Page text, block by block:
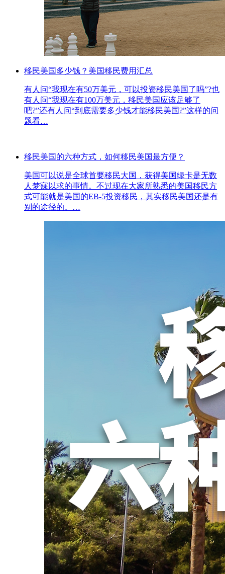
移民美国多少钱？美国移民费用汇总
有人问“我现在有50万美元，可以投资移民美国了吗”?也
有人问“我现在有100万美元，移民美国应该足够了
吧?”还有人问“到底需要多少钱才能移民美国?”这样的问
题看…
移民美国的六种方式，如何移民美国最方便？
美国可以说是全球首要移民大国，获得美国绿卡是无数
人梦寐以求的事情。不过现在大家所熟悉的美国移民方
式可能就是美国的EB-5投资移民，其实移民美国还是有
别的途径的。…